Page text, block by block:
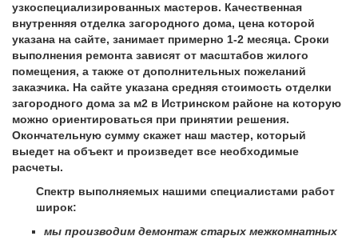
узкоспециализированных мастеров. Качественная
внутренняя отделка загородного дома, цена которой
указана на сайте, занимает примерно 1-2 месяца. Сроки
выполнения ремонта зависят от масштабов жилого
помещения, а также от дополнительных пожеланий
заказчика. На сайте указана средняя стоимость отделки
загородного дома за м2 в Истринском районе на которую
можно ориентироваться при принятии решения.
Окончательную сумму скажет наш мастер, который
выедет на объект и произведет все необходимые
расчеты.
Спектр выполняемых нашими специалистами работ
широк:
мы производим демонтаж старых межкомнатных